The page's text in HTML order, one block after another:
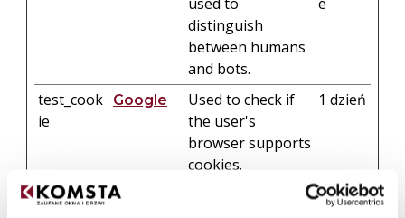
distinguish
between humans
and bots.
test_cook
ie
Google
Used to check if
the user's
browser supports
cookies.
1 dzień
wf-csrf komsta.pl
Sesyjn